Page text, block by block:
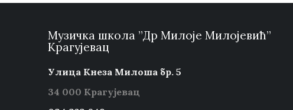
Музичка школа ”Др Милоје Милојевић”
Крагујевац
Улица Кнеза Милоша бр. 5
34 000 Крагујевац